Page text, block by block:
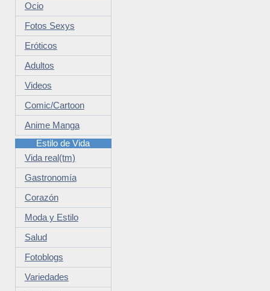
Ocio
Fotos Sexys
Eróticos
Adultos
Videos
Comic/Cartoon
Anime Manga
Estilo de Vida
Vida real(tm)
Gastronomía
Corazón
Moda y Estilo
Salud
Fotoblogs
Variedades